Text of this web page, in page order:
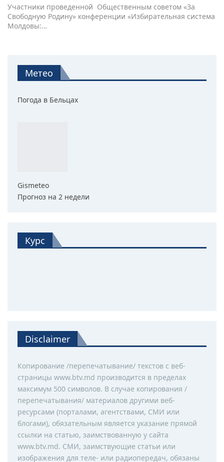
Участники проведенной Общественным советом «За
Свободную Родину» конференции «Избирательная система
Молдовы:…
Метео
Погода в Бельцах
Gismeteo
Прогноз на 2 недели
Курс
Disclaimer
Копирование /перепечатывание/ текстов с веб-
страницы www.btv.md производится в пределах
максимум 500 символов. В случае копирования /
перепечатывания/ материалов другими веб-
ресурсами (порталами, агентствами, СМИ или
блогами), обязательным является указание прямой
ссылки на статью, заимствованную у сайта
www.btv.md. СМИ, заимствующие статьи или
изображения для теле- или радиопередач, обязаны